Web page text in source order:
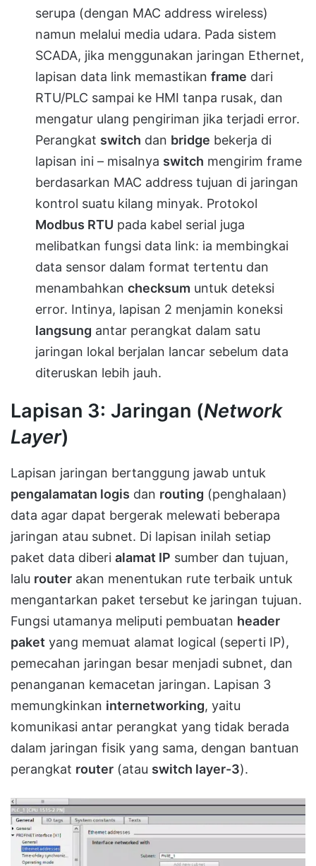
serupa (dengan MAC address wireless)
namun melalui media udara. Pada sistem
SCADA, jika menggunakan jaringan Ethernet,
lapisan data link memastikan frame dari
RTU/PLC sampai ke HMI tanpa rusak, dan
mengatur ulang pengiriman jika terjadi error.
Perangkat switch dan bridge bekerja di
lapisan ini – misalnya switch mengirim frame
berdasarkan MAC address tujuan di jaringan
kontrol suatu kilang minyak. Protokol
Modbus RTU pada kabel serial juga
melibatkan fungsi data link: ia membingkai
data sensor dalam format tertentu dan
menambahkan checksum untuk deteksi
error. Intinya, lapisan 2 menjamin koneksi
langsung antar perangkat dalam satu
jaringan lokal berjalan lancar sebelum data
diteruskan lebih jauh.
Lapisan 3: Jaringan (Network
Layer)
Lapisan jaringan bertanggung jawab untuk
pengalamatan logis dan routing (penghalaan)
data agar dapat bergerak melewati beberapa
jaringan atau subnet. Di lapisan inilah setiap
paket data diberi alamat IP sumber dan tujuan,
lalu router akan menentukan rute terbaik untuk
mengantarkan paket tersebut ke jaringan tujuan.
Fungsi utamanya meliputi pembuatan header
paket yang memuat alamat logical (seperti IP),
pemecahan jaringan besar menjadi subnet, dan
penanganan kemacetan jaringan. Lapisan 3
memungkinkan internetworking, yaitu
komunikasi antar perangkat yang tidak berada
dalam jaringan fisik yang sama, dengan bantuan
perangkat router (atau switch layer-3).